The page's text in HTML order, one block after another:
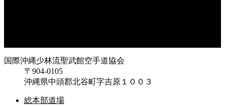
国際沖縄少林流聖武館空手道協会
〒904-0105
沖縄県中頭郡北谷町字吉原１００３
総本部道場